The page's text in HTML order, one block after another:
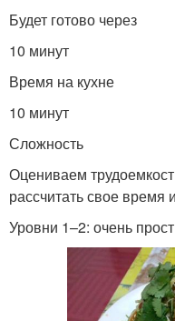
Будет готово через
10 минут
Время на кухне
10 минут
Сложность
Оцениваем
рассчитать свое время
Уровни 1–2: очень